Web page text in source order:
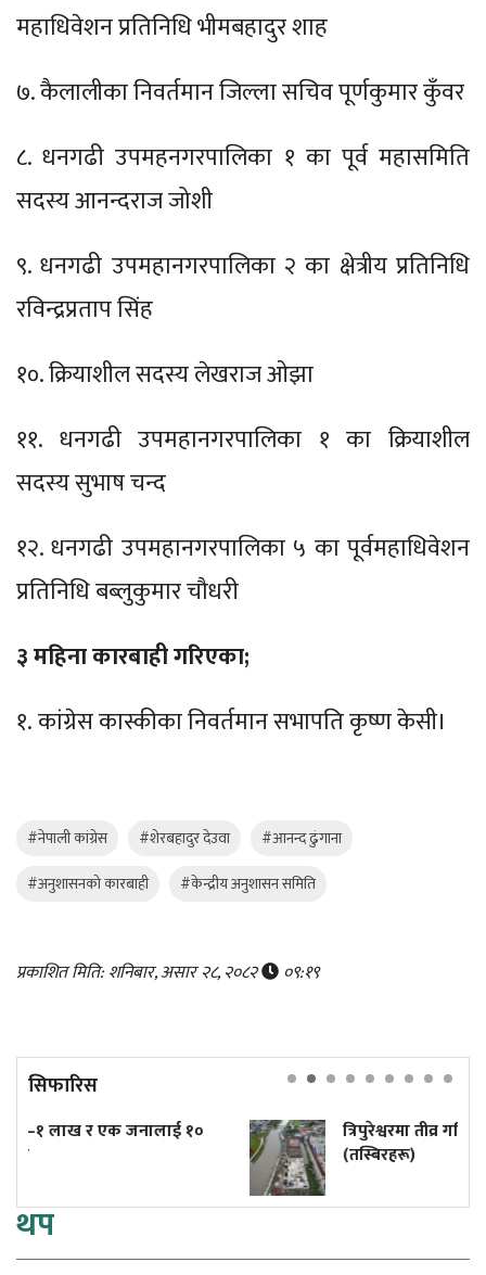
महाधिवेशन प्रतिनिधि भीमबहादुर शाह
७. कैलालीका निवर्तमान जिल्ला सचिव पूर्णकुमार कुँवर
८. धनगढी उपमहनगरपालिका १ का पूर्व महासमिति
सदस्य आनन्दराज जोशी
९. धनगढी उपमहानगरपालिका २ का क्षेत्रीय प्रतिनिधि
रविन्द्रप्रताप सिंह
१०. क्रियाशील सदस्य लेखराज ओझा
११. धनगढी उपमहानगरपालिका १ का क्रियाशील
सदस्य सुभाष चन्द
१२. धनगढी उपमहानगरपालिका ५ का पूर्वमहाधिवेशन
प्रतिनिधि बब्लुकुमार चौधरी
३ महिना कारबाही गरिएका;
१. कांग्रेस कास्कीका निवर्तमान सभापति कृष्ण केसी।
#नेपाली कांग्रेस #शेरबहादुर देउवा
#आनन्द ढुंगाना
#अनुशासनको कारबाही
#केन्द्रीय अनुशासन समिति
प्रकाशित मिति: शनिबार, असार २८, २०८२ ०९:१९
सिफारिस
१०
त्रिपुरेश्वरमा तीव्र गतिमा बनिरहेको टुकुचा
(तस्बिरहरू)
थप